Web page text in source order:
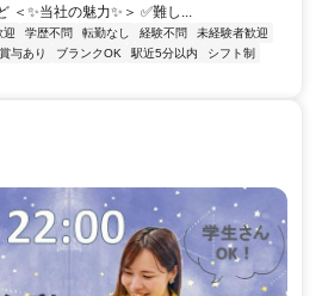
＜✨当社の魅力✨＞ ✅難し...
迎 学歴不問 転勤なし 経験不問
未経験者歓迎
賞与あり ブランクOK 駅近5分以内
シフト制